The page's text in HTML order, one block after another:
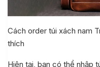
Cách order túi xách nam
thích
Hiện tại, bạn có thể nhập